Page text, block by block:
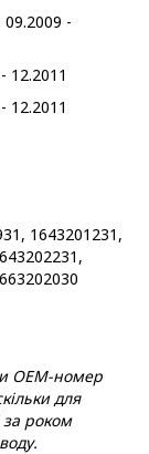
-
12.2011
12.2011
1643201231,
OEM-номер
для
за роком